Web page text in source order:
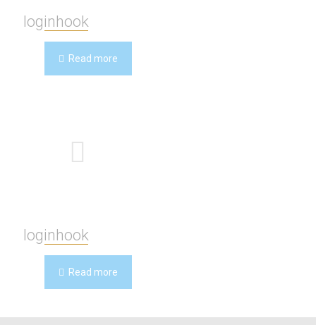
loginhook
Read more
loginhook
Read more